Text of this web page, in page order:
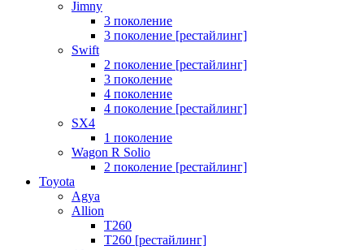
Jimny
3 поколение
3 поколение [рестайлинг]
Swift
2 поколение [рестайлинг]
3 поколение
4 поколение
4 поколение [рестайлинг]
SX4
1 поколение
Wagon R Solio
2 поколение [рестайлинг]
Toyota
Agya
Allion
T260
T260 [рестайлинг]